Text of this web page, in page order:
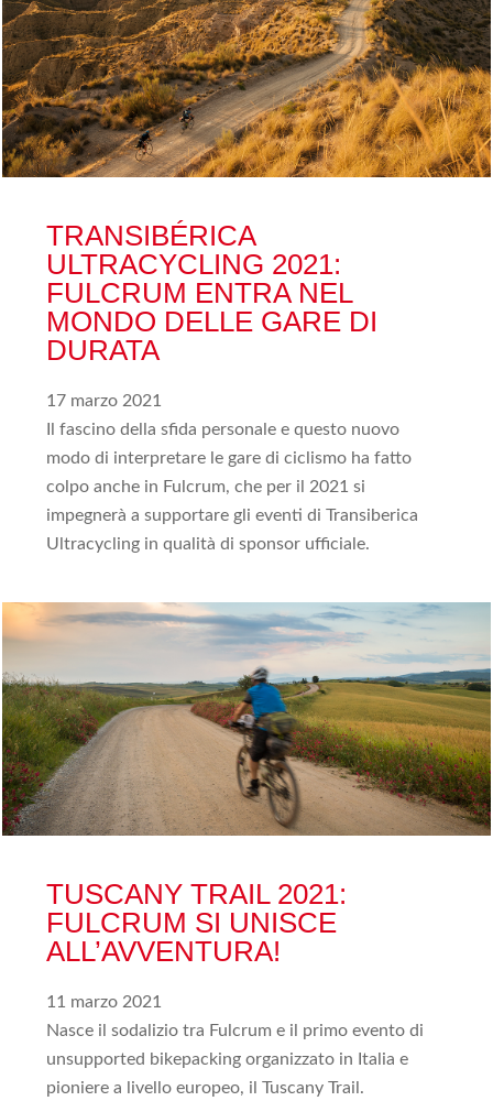
TRANSIBÉRICA
ULTRACYCLING 2021:
FULCRUM ENTRA NEL
MONDO DELLE GARE DI
DURATA
17 marzo 2021
Il fascino della sfida personale e questo nuovo
modo di interpretare le gare di ciclismo ha fatto
colpo anche in Fulcrum, che per il 2021 si
impegnerà a supportare gli eventi di Transiberica
Ultracycling in qualità di sponsor ufficiale.
TUSCANY TRAIL 2021:
FULCRUM SI UNISCE
ALL’AVVENTURA!
11 marzo 2021
Nasce il sodalizio tra Fulcrum e il primo evento di
unsupported bikepacking organizzato in Italia e
pioniere a livello europeo, il Tuscany Trail.